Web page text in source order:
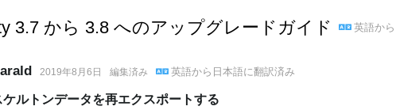
学ぶ
よくある質問
3.7 から 3.8 へのアップグレードガイド 英語から
2019年8月6日 編集済み 英語から 日本語に翻訳済み
ケルトンデータを再エクスポートする